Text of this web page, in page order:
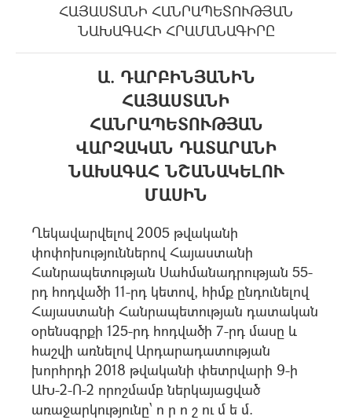
ՀԱՅԱՍՏԱՆԻ ՀԱՆՐԱՊԵՏՈՒԹՅԱՆ
ՆԱԽԱԳԱՀԻ ՀՐԱՄԱՆԱԳԻՐԸ
Ա. ԴԱՐԲԻՆՅԱՆԻՆ
ՀԱՅԱՍՏԱՆԻ
ՀԱՆՐԱՊԵՏՈՒԹՅԱՆ
ՎԱՐՉԱԿԱՆ ԴԱՏԱՐԱՆԻ
ՆԱԽԱԳԱՀ ՆՇԱՆԱԿԵԼՈՒ
ՄԱՍԻՆ
Ղեկավարվելով 2005 թվականի
փոփոխություններով Հայաստանի
Հանրապետության Սահմանադրության 55-
րդ հոդվածի 11-րդ կետով, հիմք ընդունելով
Հայաստանի Հանրապետության դատական
օրենսգրքի 125-րդ հոդվածի 7-րդ մասը և
հաշվի առնելով Արդարադատության
խորհրդի 2018 թվականի փետրվարի 9-ի
ԱԽ-2-Ո-2 որոշմամբ ներկայացված
առաջարկությունը` ո ր ո շ ու մ ե մ.